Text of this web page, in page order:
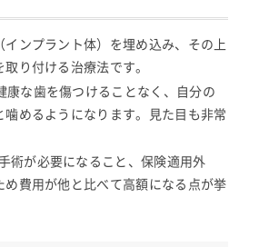
インプラント体）を埋め込み、その上
り付ける治療法です。
康な歯を傷つけることなく、自分の
噛めるようになります。見た目も非常
術が必要になること、保険適用外
め費用が他と比べて高額になる点が挙